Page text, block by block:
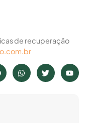
de recuperação